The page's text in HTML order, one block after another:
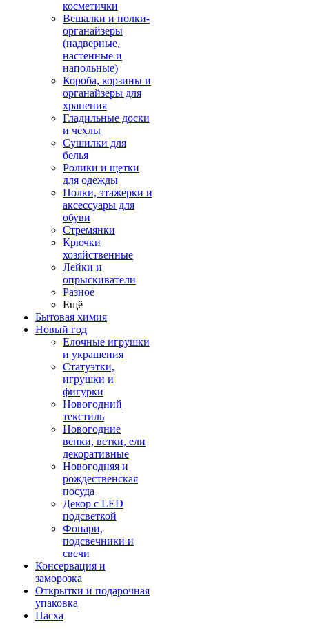
косметички
Вешалки и полки-
органайзеры
(надверные,
настенные и
напольные)
Короба, корзины и
органайзеры для
хранения
Гладильные доски
и чехлы
Сушилки для
белья
Ролики и щетки
для одежды
Полки, этажерки и
аксессуары для
обуви
Стремянки
Крючки
хозяйственные
Лейки и
опрыскиватели
Разное
Ещё
Бытовая химия
Новый год
Елочные игрушки
и украшения
Статуэтки,
игрушки и
фигурки
Новогодний
текстиль
Новогодние
венки, ветки, ели
декоративные
Новогодняя и
рождественская
посуда
Декор с LED
подсветкой
Фонари,
подсвечники и
свечи
Консервация и
заморозка
Открытки и подарочная
упаковка
Пасха